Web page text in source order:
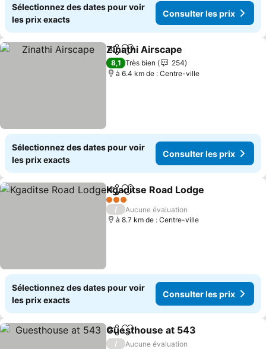
Sélectionnez des dates pour voir
les prix exacts
Consulter les prix
PartagerAjouter à mes favoris
Zinathi Airscape
8,1 Très bien
254
à 6.4 km de : Centre-ville
Sélectionnez des dates pour voir
les prix exacts
Consulter les prix
PartagerAjouter à mes favoris
Kgaditse Road Lodge
3 Étoiles
/
Aucune évaluation
à 8.7 km de : Centre-ville
Sélectionnez des dates pour voir
les prix exacts
Consulter les prix
PartagerAjouter à mes favoris
Guesthouse at 543
/
Aucune évaluation